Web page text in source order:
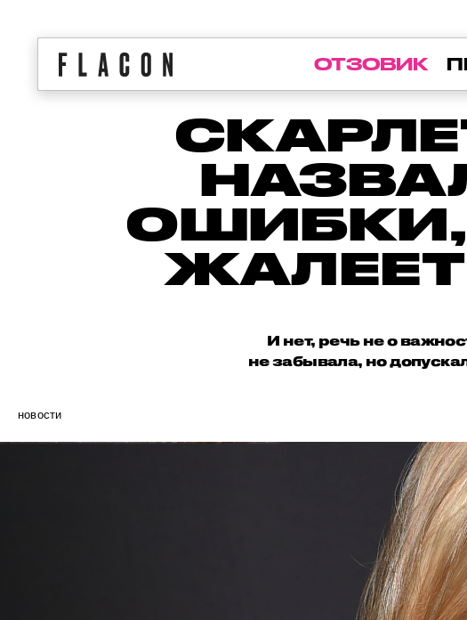
ОТЗОВИК
ОШИБКИ,
И нет, речь не о
не забывала, но
новости